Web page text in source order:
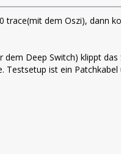
trace(mit dem Oszi), dann
Deep Switch) klippt das
Testsetup ist ein Patchkabel